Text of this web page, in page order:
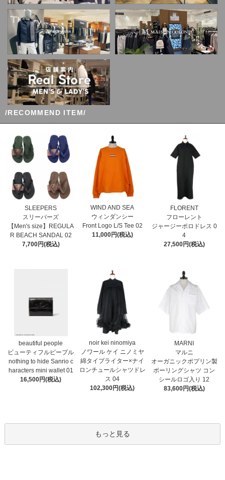
/RECOMMEND ITEM/
SLEEPERS
スリーパーズ
【Men's size】REGULA
R BEACH SANDAL 02
7,700円(税込)
WIND AND SEA
ウィンダンシー
Front Logo L/S Tee 02
11,000円(税込)
FLORENT
フローレント
ジャージーポロドレス 0
4
27,500円(税込)
beautiful people
ビューティフルピープル
nothing to hide Sanrio c
haracters mini wallet⁠ 01
16,500円(税込)
noir kei ninomiya
ノワール ケイ ニノミヤ
綿タイプライター×ナイ
ロンチュールシャツドレ
ス 04
102,300円(税込)
MARNI
マルニ
オーガニックポプリン製
ボーリングシャツ コン
シールロゴ入り 12
83,600円(税込)
もっと見る